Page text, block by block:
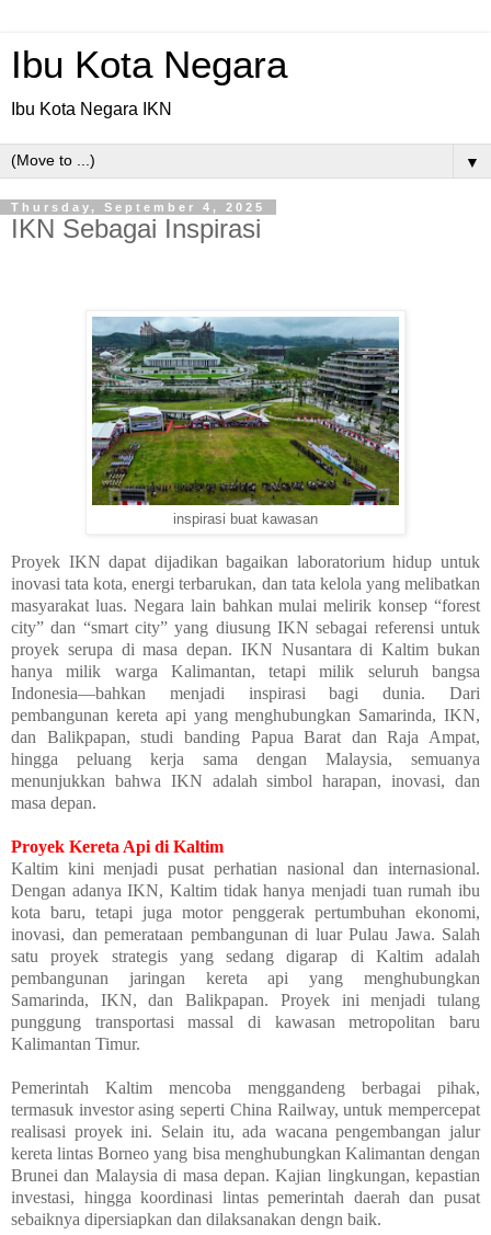
Ibu Kota Negara
Ibu Kota Negara IKN
▼
Thursday, September 4, 2025
IKN Sebagai Inspirasi
inspirasi buat kawasan
Proyek IKN dapat dijadikan bagaikan laboratorium hidup untuk
inovasi tata kota, energi terbarukan, dan tata kelola yang melibatkan
masyarakat luas. Negara lain bahkan mulai melirik konsep “forest
city” dan “smart city” yang diusung IKN sebagai referensi untuk
proyek serupa di masa depan. IKN Nusantara di Kaltim bukan
hanya milik warga Kalimantan, tetapi milik seluruh bangsa
Indonesia—bahkan menjadi inspirasi bagi dunia. Dari
pembangunan kereta api yang menghubungkan Samarinda, IKN,
dan Balikpapan, studi banding Papua Barat dan Raja Ampat,
hingga peluang kerja sama dengan Malaysia, semuanya
menunjukkan bahwa IKN adalah simbol harapan, inovasi, dan
masa depan.
Proyek Kereta Api di Kaltim
Kaltim kini menjadi pusat perhatian nasional dan internasional.
Dengan adanya IKN, Kaltim tidak hanya menjadi tuan rumah ibu
kota baru, tetapi juga motor penggerak pertumbuhan ekonomi,
inovasi, dan pemerataan pembangunan di luar Pulau Jawa. Salah
satu proyek strategis yang sedang digarap di Kaltim adalah
pembangunan jaringan kereta api yang menghubungkan
Samarinda, IKN, dan Balikpapan. Proyek ini menjadi tulang
punggung transportasi massal di kawasan metropolitan baru
Kalimantan Timur.
Pemerintah Kaltim mencoba menggandeng berbagai pihak,
termasuk investor asing seperti China Railway, untuk mempercepat
realisasi proyek ini. Selain itu, ada wacana pengembangan jalur
kereta lintas Borneo yang bisa menghubungkan Kalimantan dengan
Brunei dan Malaysia di masa depan. Kajian lingkungan, kepastian
investasi, hingga koordinasi lintas pemerintah daerah dan pusat
sebaiknya dipersiapkan dan dilaksanakan dengn baik.